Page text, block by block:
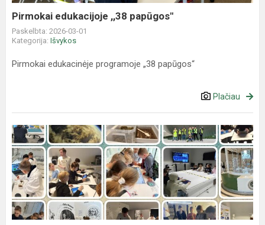
Pirmokai edukacijoje ,,38 papūgos"
Paskelbta: 2026-03-01
Kategorija: Išvykos
Pirmokai edukacinėje programoje „38 papūgos“
Plačiau
STEAM
EDUKACIJOS
MOKSLO
POPULIARINIMO
MUZIEJUJE
,,MOKSLO
SA...